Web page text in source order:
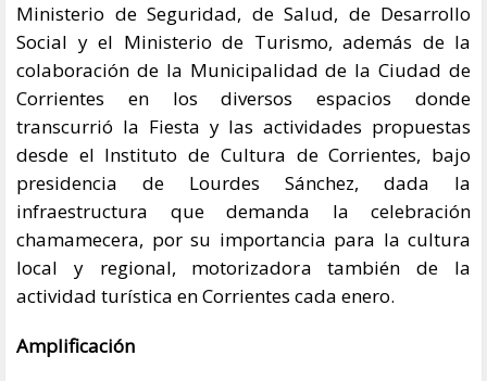
Ministerio de Seguridad, de Salud, de Desarrollo
Social y el Ministerio de Turismo, además de la
colaboración de la Municipalidad de la Ciudad de
Corrientes en los diversos espacios donde
transcurrió la Fiesta y las actividades propuestas
desde el Instituto de Cultura de Corrientes, bajo
presidencia de Lourdes Sánchez, dada la
infraestructura que demanda la celebración
chamamecera, por su importancia para la cultura
local y regional, motorizadora también de la
actividad turística en Corrientes cada enero.
Amplificación